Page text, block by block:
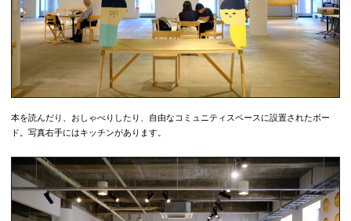
本を読んだり、おしゃべりしたり、自由なコミュニティスペースに設置されたボー
ド。写真右手にはキッチンがあります。